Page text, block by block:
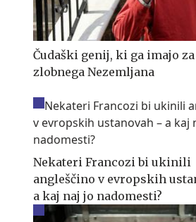
Čudaški genij, ki ga imajo za
zlobnega Nezemljana
Nekateri Francozi bi ukinili
angleščino v evropskih
a kaj naj jo nadomesti?